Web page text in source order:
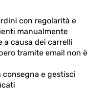
con regolarità e
manualmente
a causa dei carrelli
tramite email non è
consegna e gestisci